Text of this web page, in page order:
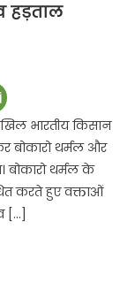
हड़ताल
भारतीय किसान
बोकारो थर्मल और
बोकारो थर्मल के
करते हुए वक्ताओं
[…]